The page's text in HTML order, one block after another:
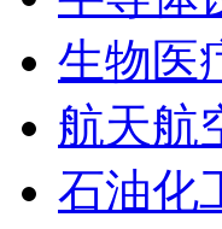
生物医
航天航
石油化